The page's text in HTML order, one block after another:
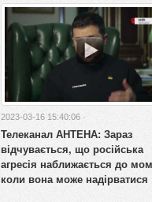
2023-03-16 15:40:06 ·
Телеканал АНТЕНА: Зараз
відчувається, що російська
агресія наближається до
коли вона може надірватися